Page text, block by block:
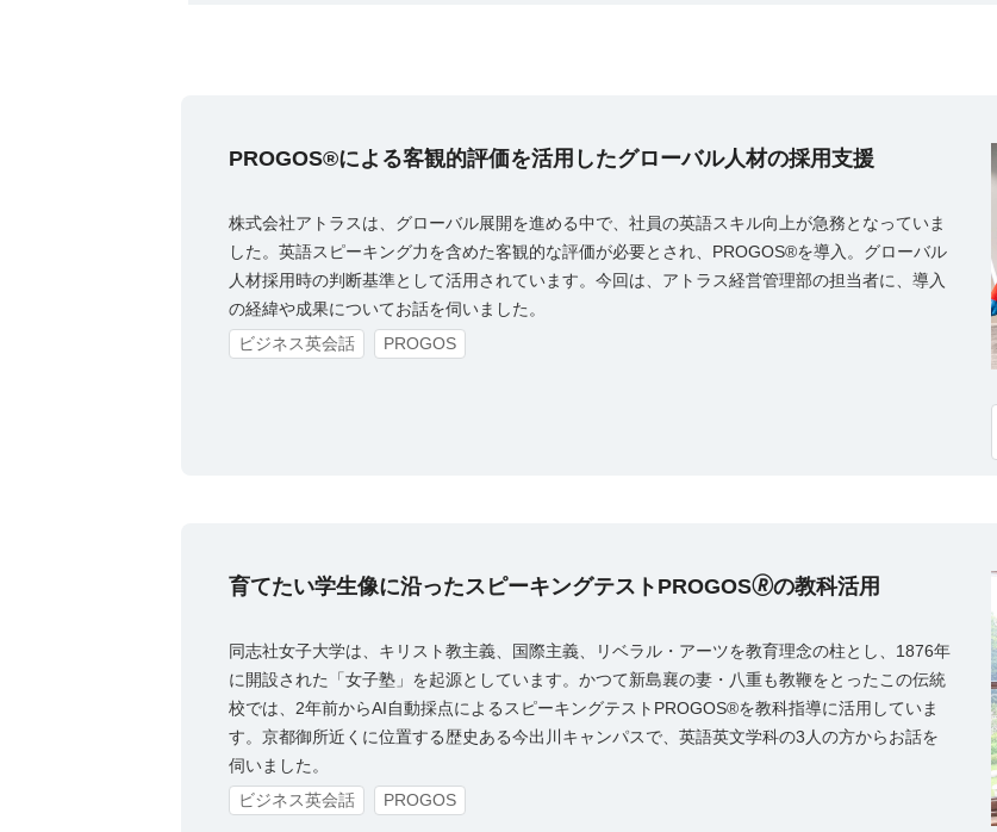
PROGOS®による客観的評価を活用したグローバル人材の採用支援
株式会社アトラスは、グローバル展開を進める中で、社員の英語スキル向上が急務となっていま
した。英語スピーキング力を含めた客観的な評価が必要とされ、PROGOS®を導入。グローバル
人材採用時の判断基準として活用されています。今回は、アトラス経営管理部の担当者に、導入
の経緯や成果についてお話を伺いました。
ビジネス英会話
PROGOS
育てたい学生像に沿ったスピーキングテストPROGOS🄬の教科活用
同志社女子大学は、キリスト教主義、国際主義、リベラル・アーツを教育理念の柱とし、1876年
に開設された「女子塾」を起源としています。かつて新島襄の妻・八重も教鞭をとったこの伝統
校では、2年前からAI自動採点によるスピーキングテストPROGOS®を教科指導に活用していま
す。京都御所近くに位置する歴史ある今出川キャンパスで、英語英文学科の3人の方からお話を
伺いました。
ビジネス英会話
PROGOS